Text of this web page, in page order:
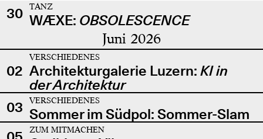
30
TANZ
WÆXE: OBSOLESCENCE
Juni 2026
02
VERSCHIEDENES
Architekturgalerie Luzern: KI in
der Architektur
03
VERSCHIEDENES
Sommer im Südpol: Sommer-Slam
ZUM MITMACHEN